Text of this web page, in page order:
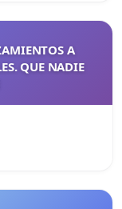
QUE NADIE